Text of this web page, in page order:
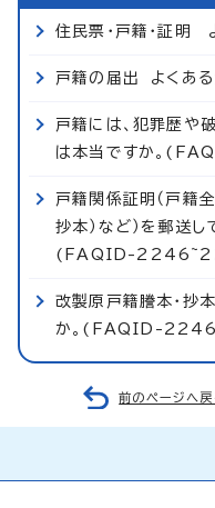
住民票・戸籍・証明
戸籍の届出 よくあ
戸籍には、犯罪歴や
は本当ですか。
戸籍関係証明（戸籍
抄本）など）を郵送し
(FAQID-
改製原戸籍謄本・抄
か。(FAQID-
前のページへ戻